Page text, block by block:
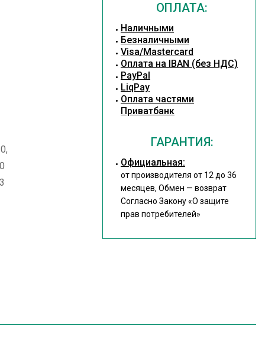
ОПЛАТА:
Наличными
Безналичными
Visa/Mastercard
Оплата на IBAN (без НДС)
PayPal
LiqPay
Оплата частями
Приватбанк
ГАРАНТИЯ:
Официальная:
от производителя от 12 до 36
месяцев, Обмен — возврат
Согласно Закону«О защите
прав потребителей»